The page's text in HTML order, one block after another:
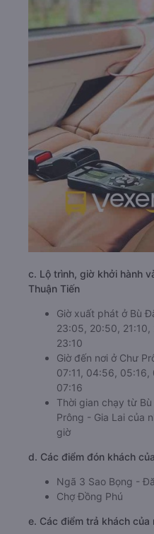
c. Lộ trình, giờ khởi hành
Thuận Tiến
Giờ xuất phát ở Bù
23:05, 20:50, 21:10,
23:10
Giờ đến nơi ở Chư
07:11, 04:56,
07:16
Thời gian chạy từ
Prông - Gia Lai của
giờ
d. Các điểm đón khách
Ngã 3 Sao Bọng -
Chợ Đồng Phú
e. Các điểm trả khách của